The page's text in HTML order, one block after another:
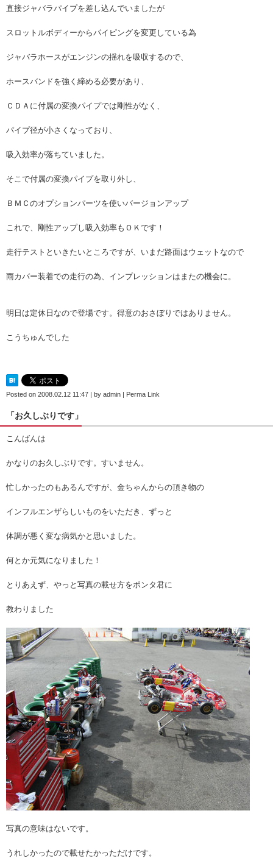
直接ジャバラパイプを差し込んでいましたが
スロットルボディーからパイピングを変更している為
ジャバラホースがエンジンの揺れを吸収するので、
ホースバンドを強く締める必要があり、
ＣＤＡに付属の変換パイプでは剛性がなく、
パイプ径が小さくなっており、
吸入効率が落ちていました。
そこで付属の変換パイプを取り外し、
ＢＭＣのオプションパーツを使いバージョンアップ
これで、剛性アップし吸入効率もＯＫです！
走行テストといきたいところですが、いまだ路面はウェットなので
雨カバー装着での走行の為、インプレッションはまたの機会に。
明日は定休日なので登場です。得意のおさぼりではありません。
こうちゅんでした
Posted on 2008.02.12 11:47 | by admin | Perma Link
「お久しぶりです」
こんばんは
かなりのお久しぶりです。すいません。
忙しかったのもあるんですが、金ちゃんからの頂き物の
インフルエンザらしいものをいただき、ずっと
体調が悪く変な病気かと思いました。
何とか元気になりました！
とりあえず、やっと写真の載せ方をポンタ君に
教わりました
写真の意味はないです。
うれしかったので載せたかっただけです。